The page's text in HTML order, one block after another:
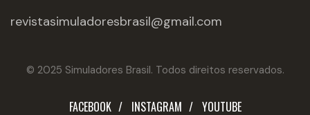
revistasimuladoresbrasil@gmail.com
© 2025 Simuladores Brasil. Todos direitos reservados.
FACEBOOK INSTAGRAM YOUTUBE